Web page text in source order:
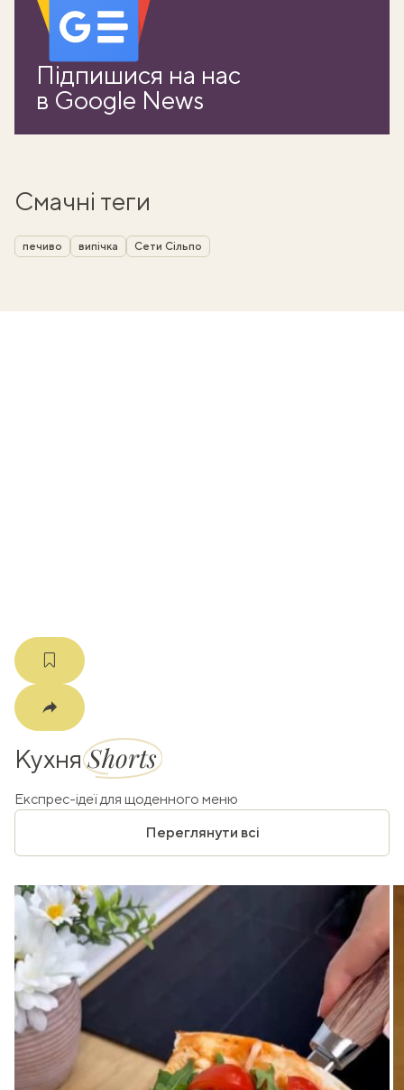
Підпишися на нас
в Google News
Смачні теги
печиво випічка Сети Сільпо
КухняShorts
Експрес-ідеї для щоденного меню
Переглянути всі